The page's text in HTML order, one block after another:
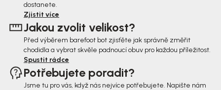
dostanete.
Zjistit více
Jakou zvolit velikost?
Před výběrem barefoot bot zjisťěte jak správně změřit
chodidla a vybrat skvěle padnoucí obuv pro každou příležitost.
Spustit rádce
Potřebujete poradit?
Jsme tu pro vás, když nás nejvíce potřebujete. Napište nám